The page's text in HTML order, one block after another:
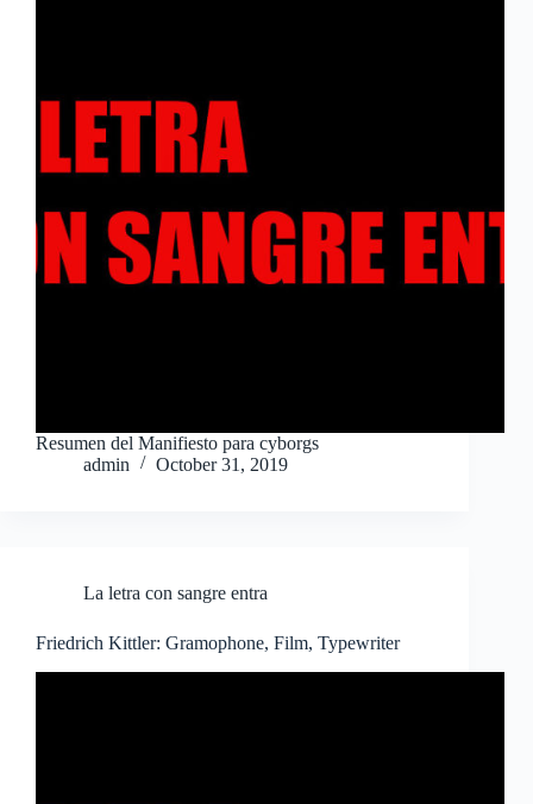
Resumen del Manifiesto para cyborgs
admin
October 31, 2019
La letra con sangre entra
Friedrich Kittler: Gramophone, Film, Typewriter